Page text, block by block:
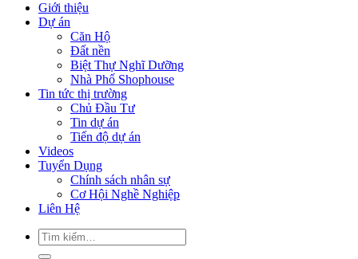
Giới thiệu
Dự án
Căn Hộ
Đất nền
Biệt Thự Nghĩ Dưỡng
Nhà Phố Shophouse
Tin tức thị trường
Chủ Đầu Tư
Tin dự án
Tiến độ dự án
Videos
Tuyển Dụng
Chính sách nhân sự
Cơ Hội Nghề Nghiệp
Liên Hệ